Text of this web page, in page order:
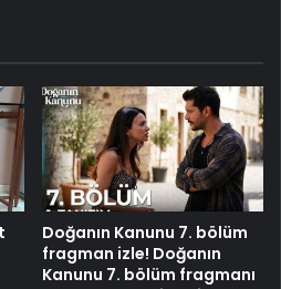
Doğanın Kanunu 7. bölüm
fragman izle! Doğanın
Kanunu 7. bölüm fragmanı